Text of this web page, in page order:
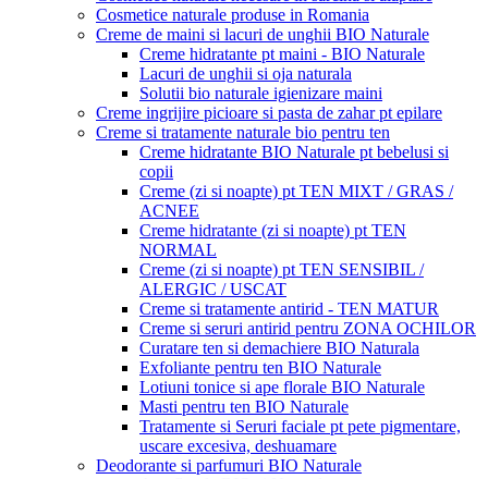
Cosmetice naturale produse in Romania
Creme de maini si lacuri de unghii BIO Naturale
Creme hidratante pt maini - BIO Naturale
Lacuri de unghii si oja naturala
Solutii bio naturale igienizare maini
Creme ingrijire picioare si pasta de zahar pt epilare
Creme si tratamente naturale bio pentru ten
Creme hidratante BIO Naturale pt bebelusi si
copii
Creme (zi si noapte) pt TEN MIXT / GRAS /
ACNEE
Creme hidratante (zi si noapte) pt TEN
NORMAL
Creme (zi si noapte) pt TEN SENSIBIL /
ALERGIC / USCAT
Creme si tratamente antirid - TEN MATUR
Creme si seruri antirid pentru ZONA OCHILOR
Curatare ten si demachiere BIO Naturala
Exfoliante pentru ten BIO Naturale
Lotiuni tonice si ape florale BIO Naturale
Masti pentru ten BIO Naturale
Tratamente si Seruri faciale pt pete pigmentare,
uscare excesiva, deshuamare
Deodorante si parfumuri BIO Naturale